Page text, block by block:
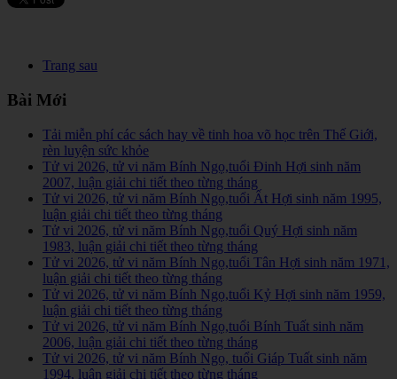
Trang sau
Bài Mới
Tải miễn phí các sách hay về tinh hoa võ học trên Thế Giới,
rèn luyện sức khỏe
Tử vi 2026, tử vi năm Bính Ngọ,tuổi Đinh Hợi sinh năm
2007, luận giải chi tiết theo từng tháng
Tử vi 2026, tử vi năm Bính Ngọ,tuổi Ất Hợi sinh năm 1995,
luận giải chi tiết theo từng tháng
Tử vi 2026, tử vi năm Bính Ngọ,tuổi Quý Hợi sinh năm
1983, luận giải chi tiết theo từng tháng
Tử vi 2026, tử vi năm Bính Ngọ,tuổi Tân Hợi sinh năm 1971,
luận giải chi tiết theo từng tháng
Tử vi 2026, tử vi năm Bính Ngọ,tuổi Kỷ Hợi sinh năm 1959,
luận giải chi tiết theo từng tháng
Tử vi 2026, tử vi năm Bính Ngọ,tuổi Bính Tuất sinh năm
2006, luận giải chi tiết theo từng tháng
Tử vi 2026, tử vi năm Bính Ngọ, tuổi Giáp Tuất sinh năm
1994, luận giải chi tiết theo từng tháng